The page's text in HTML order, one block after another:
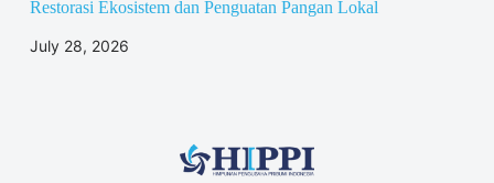
Restorasi Ekosistem dan Penguatan Pangan Lokal
July 28, 2026